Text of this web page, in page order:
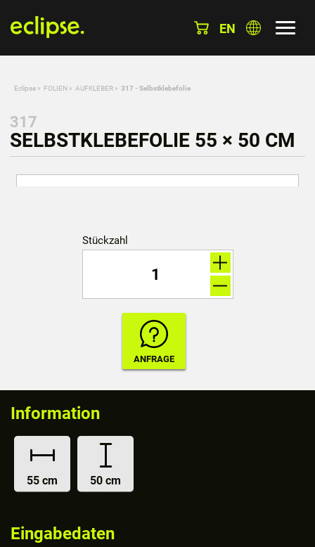
EN
Eclipse » FOLIEN » AUFKLEBER » 317 - Selbstklebefolie
317
SELBSTKLEBEFOLIE 55 × 50 CM
Stückzahl
Information
55 cm 50 cm
Eingabedaten